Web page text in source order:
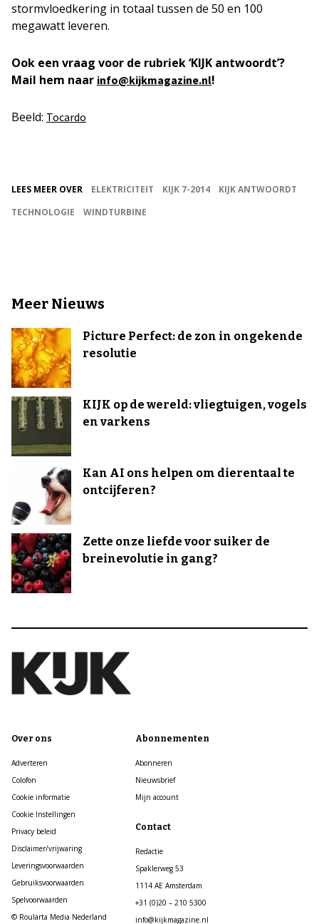
stormvloedkering in totaal tussen de 50 en 100
megawatt leveren.
Ook een vraag voor de rubriek ‘KIJK antwoordt’?
Mail hem naar info@kijkmagazine.nl!
Beeld: Tocardo
LEES MEER OVER ELEKTRICITEIT KIJK 7-2014
KIJK ANTWOORDT
TECHNOLOGIE
WINDTURBINE
Meer Nieuws
Picture Perfect: de zon in ongekende
resolutie
KIJK op de wereld: vliegtuigen, vogels
en varkens
Kan AI ons helpen om dierentaal te
ontcijferen?
Zette onze liefde voor suiker de
breinevolutie in gang?
Over ons
Adverteren
Colofon
Cookie informatie
Cookie Instellingen
Privacy beleid
Disclaimer/vrijwaring
Leveringsvoorwaarden
Gebruiksvoorwaarden
Spelvoorwaarden
© Roularta Media Nederland
Abonnementen
Abonneren
Nieuwsbrief
Mijn account
Contact
Redactie
Spaklerweg 53
1114 AE Amsterdam
+31 (0)20 – 210 5300
info@kijkmagazine.nl